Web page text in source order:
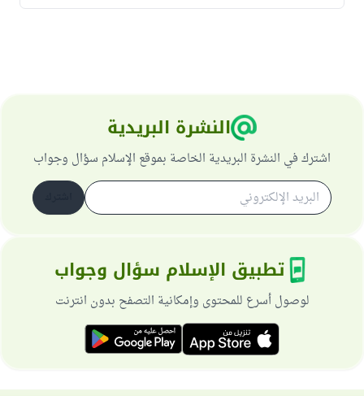
النشرة البريدية
اشترك في النشرة البريدية الخاصة بموقع الإسلام سؤال وجواب
تطبيق الإسلام سؤال وجواب
لوصول أسرع للمحتوى وإمكانية التصفح بدون انترنت